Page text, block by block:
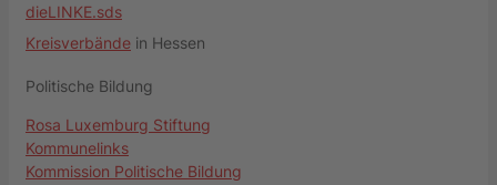
dieLINKE.sds
Kreisverbände in Hessen
Politische Bildung
Rosa Luxemburg Stiftung
Kommunelinks
Kommission Politische Bildung